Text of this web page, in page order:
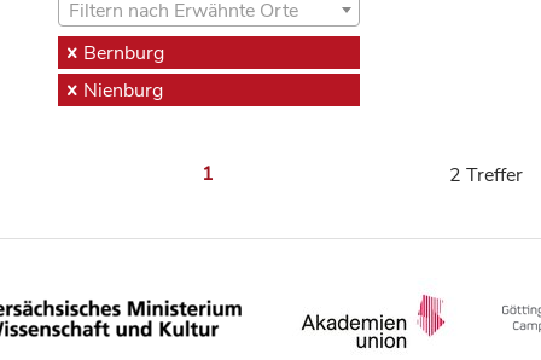
Filtern nach Erwähnte Orte
Bernburg
Nienburg
1 2 Treffer